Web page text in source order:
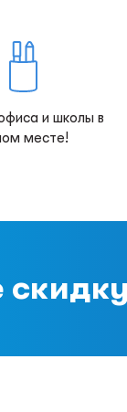
и школы в
месте!